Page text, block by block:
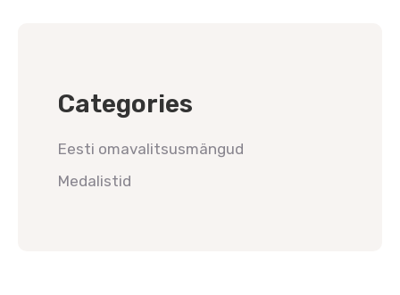
Categories
Eesti omavalitsusmängud
Medalistid